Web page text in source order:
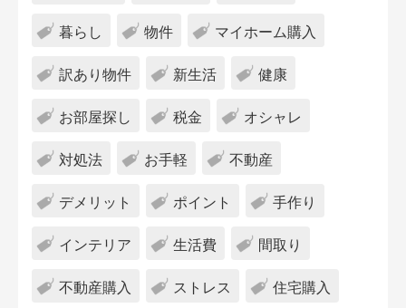
暮らし 物件 マイホーム購入
訳あり物件 新生活 健康
お部屋探し 税金 オシャレ
対処法 お手軽 不動産
デメリット ポイント 手作り
インテリア 生活費 間取り
不動産購入 ストレス 住宅購入